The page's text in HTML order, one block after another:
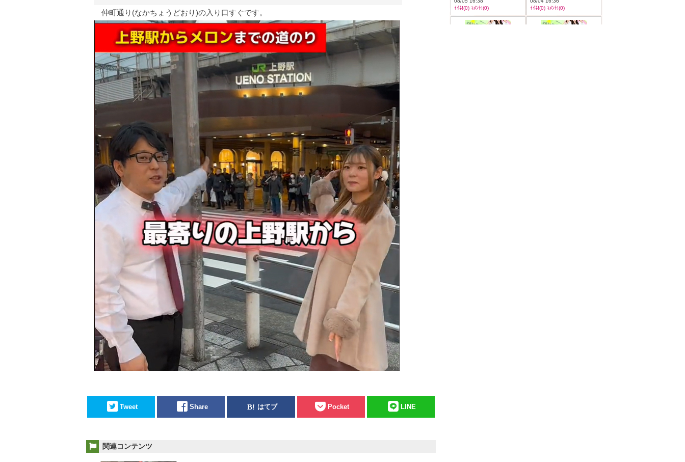
仲町通り(なかちょうどおり)の入り口すぐです。
Tweet Share はてブ Pocket LINE
関連コンテンツ